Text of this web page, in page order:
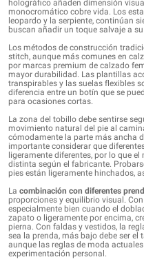
holográfico añaden dimensión
monocromático cobre vida. Los
leopardo y la serpiente, continúan
buscan añadir un toque salvaje a su
Los métodos de construcción
stitch, aunque más comunes en
por marcas premium de calzado
mayor durabilidad. Las plantillas
transpirables y las suelas flexibles
diferencia entre un botín que se
para ocasiones cortas.
La zona del tobillo debe sentirse
movimiento natural del pie al
cómodamente la parte más ancha
importante considerar que
ligeramente diferentes, por lo que
distinta según el fabricante.
pies están ligeramente hinchados,
La combinación con diferentes
proporciones y equilibrio visual.
especialmente bien cuando el
zapato o ligeramente por encima,
pierna. Con faldas y vestidos, la
sea la prenda, más bajo debe ser
aunque las reglas de moda
experimentación personal.